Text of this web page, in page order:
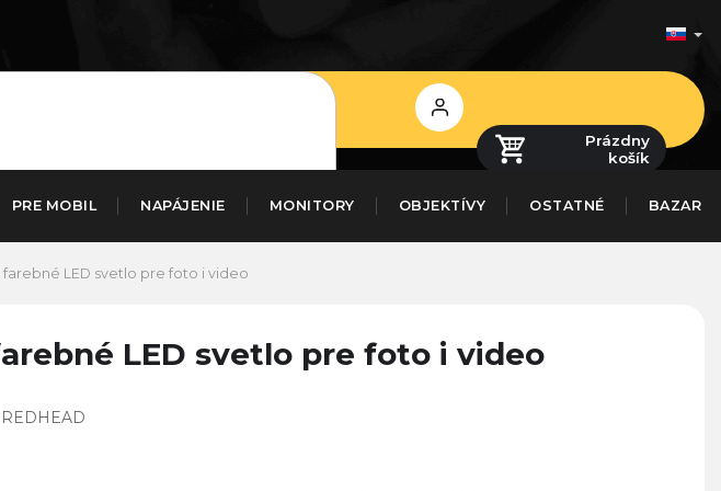
Prihlásenie
Prázdny
košík
PRE MOBIL NAPÁJENIE MONITORY OBJEKTÍVY OSTATNÉ BAZAR
farebné LED svetlo pre foto i video
LED svetlo pre foto i video
REDHEAD